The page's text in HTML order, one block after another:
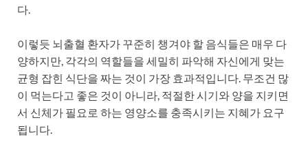
다.
이렇듯 뇌출혈 환자가 꾸준히 챙겨야 할 음식들은 매우 다
양하지만, 각각의 역할들을 세밀히 파악해 자신에게 맞는
균형 잡힌 식단을 짜는 것이 가장 효과적입니다. 무조건 많
이 먹는다고 좋은 것이 아니라, 적절한 시기와 양을 지키면
서 신체가 필요로 하는 영양소를 충족시키는 지혜가 요구
됩니다.